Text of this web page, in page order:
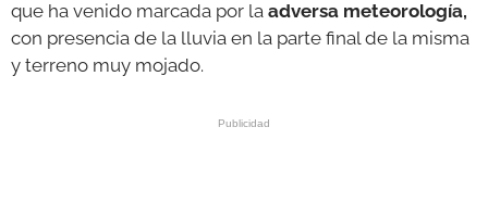
que ha venido marcada por la adversa meteorología,
con presencia de la lluvia en la parte final de la misma
y terreno muy mojado.